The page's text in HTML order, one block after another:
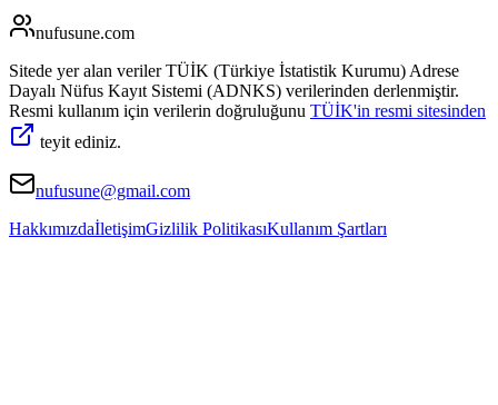
nufusune.com
Sitede yer alan veriler TÜİK (Türkiye İstatistik Kurumu) Adrese
Dayalı Nüfus Kayıt Sistemi (ADNKS) verilerinden derlenmiştir.
Resmi kullanım için verilerin doğruluğunu TÜİK'in resmi sitesinden
teyit ediniz.
nufusune@gmail.com
HakkımızdaİletişimGizlilik PolitikasıKullanım Şartları